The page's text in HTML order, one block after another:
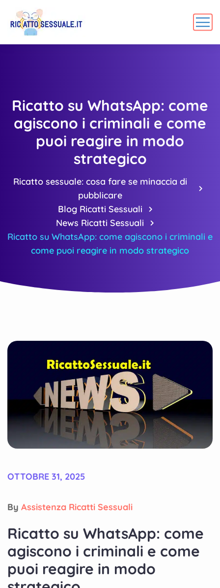
Ricatto su WhatsApp: come
agiscono i criminali e come
puoi reagire in modo
strategico
Ricatto sessuale: cosa fare se minaccia di
pubblicare
Blog Ricatti Sessuali
News Ricatti Sessuali
Ricatto su WhatsApp: come agiscono i criminali e
come puoi reagire in modo strategico
OTTOBRE 31, 2025
By Assistenza Ricatti Sessuali
Ricatto su WhatsApp: come
agiscono i criminali e come
puoi reagire in modo